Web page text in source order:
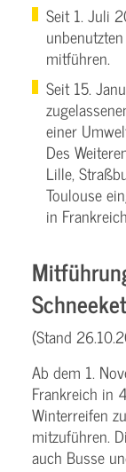
Seit 1. Juli
mitführen.
Seit 15.
einer
Des
Lille,
Toulouse
in
(Stand
Ab dem 1.
Frankreich in
Winterreifen
mitzuführen.
auch Busse